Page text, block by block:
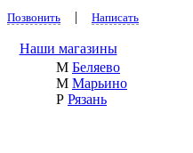
Позвонить | Написать
Наши магазины
М Беляево
М Марьино
Р Рязань